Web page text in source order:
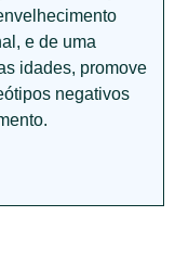
e de uma
idades, promove
negativos